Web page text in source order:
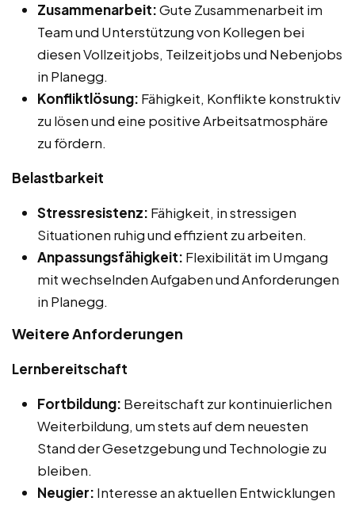
Zusammenarbeit:Gute Zusammenarbeit im
Team und Unterstützung von Kollegen bei
diesen Vollzeitjobs, Teilzeitjobs und Nebenjobs
in Planegg.
Konfliktlösung: Fähigkeit, Konflikte konstruktiv
zu lösen und eine positive Arbeitsatmosphäre
zu fördern.
Belastbarkeit
Stressresistenz: Fähigkeit, in stressigen
Situationen ruhig und effizient zu arbeiten.
Anpassungsfähigkeit: Flexibilität im Umgang
mit wechselnden Aufgaben und Anforderungen
in Planegg.
Weitere Anforderungen
Lernbereitschaft
Fortbildung: Bereitschaft zur kontinuierlichen
Weiterbildung, um stets auf dem neuesten
Stand der Gesetzgebung und Technologie zu
bleiben.
Neugier: Interesse an aktuellen Entwicklungen